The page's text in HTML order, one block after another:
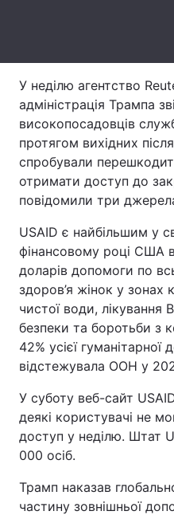
Тема оформлення
У неділю агентство
адміністрація Трампа
високопосадовців
протягом вихідних
спробували
отримати доступ до
повідомили три
USAID є найбільшим у
фінансовому році США
доларів допомоги по
здоров’я жінок у зонах
чистої води, лікування
безпеки та боротьби з
42% усієї гуманітарної
відстежувала ООН у
У суботу веб-сайт
деякі користувачі не
доступ у неділю. Штат
000 осіб.
Трамп наказав
частину зовнішньої